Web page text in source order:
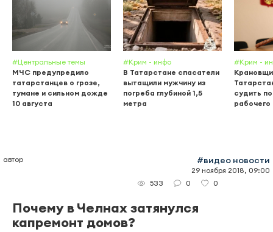
#Центральные темы
МЧС предупредило
татарстанцев о грозе,
тумане и сильном дожде
10 августа
#Крим - инфо
В Татарстане спасатели
вытащили мужчину из
погреба глубиной 1,5
метра
#Крим -
судить
автор #видео новости
29 ноября 2018, 09:00
533
0 0
Почему в Челнах затянулся
капремонт домов?